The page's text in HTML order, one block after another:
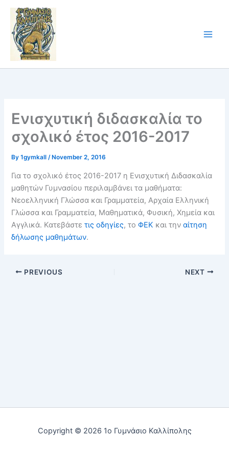
Skip
content
Ενισχυτική διδασκαλία το
σχολικό έτος 2016-2017
By1gymkall/ November 2, 2016
Για το σχολικό έτος 2016-2017 η Ενισχυτική Διδασκαλία
μαθητών Γυμνασίου περιλαμβάνει τα μαθήματα:
Νεοελληνική Γλώσσα και Γραμματεία, Αρχαία Ελληνική
Γλώσσα και Γραμματεία, Μαθηματικά, Φυσική, Χημεία και
Αγγλικά. Κατεβάστε τις οδηγίες, το ΦΕΚ και τηναίτηση
δήλωσης μαθημάτων.
PREVIOUS NEXT
Copyright © 2026 1ο Γυμνάσιο Καλλίπολης